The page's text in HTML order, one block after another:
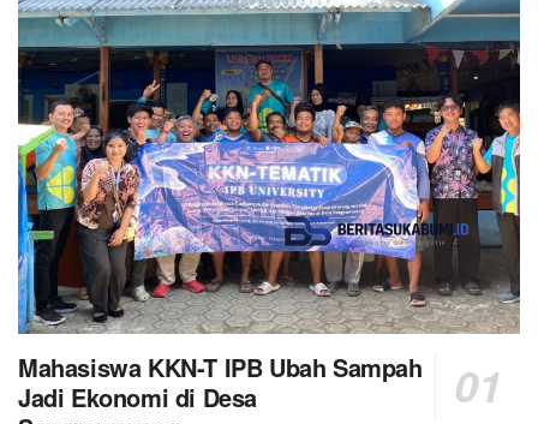
Mahasiswa KKN-T IPB Ubah Sampah
Jadi Ekonomi di Desa